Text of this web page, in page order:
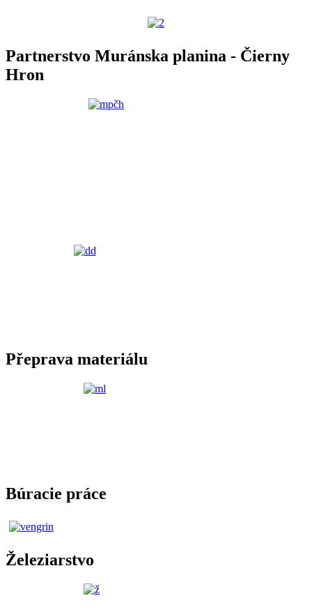
Partnerstvo Muránska planina - Čierny
Hron
Přeprava materiálu
Búracie práce
Železiarstvo